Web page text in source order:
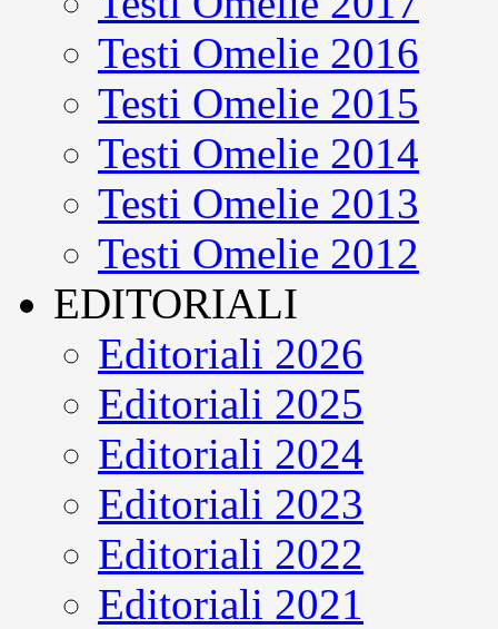
Testi Omelie 2016
Testi Omelie 2015
Testi Omelie 2014
Testi Omelie 2013
Testi Omelie 2012
EDITORIALI
Editoriali 2026
Editoriali 2025
Editoriali 2024
Editoriali 2023
Editoriali 2022
Editoriali 2021